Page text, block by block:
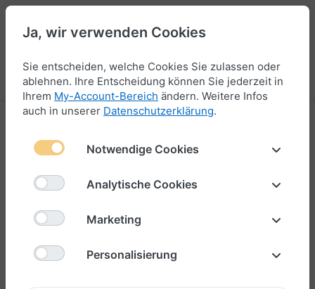
Menü Anmelden Vergleichen Wunschliste Warenkorb
Ja, wir verwenden Cookies
Sie entscheiden, welche Cookies Sie zulassen oder
ablehnen. Ihre Entscheidung können Sie jederzeit in
Ihrem My-Account-Bereich ändern. Weitere Infos
auch in unserer Datenschutzerklärung.
Notwendige Cookies
Analytische Cookies
Marketing
Personalisierung